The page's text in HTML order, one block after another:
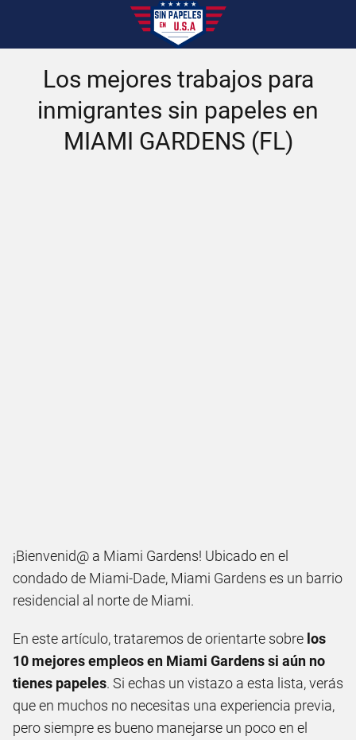
Los mejores trabajos para
inmigrantes sin papeles en
MIAMI GARDENS (FL)
¡Bienvenid@ a Miami Gardens! Ubicado en el
condado de Miami-Dade, Miami Gardens es un barrio
residencial al norte de Miami.
En este artículo, trataremos de orientarte sobre los
10 mejores empleos en Miami Gardens si aún no
tienes papeles. Si echas un vistazo a esta lista, verás
que en muchos no necesitas una experiencia previa,
pero siempre es bueno manejarse un poco en el